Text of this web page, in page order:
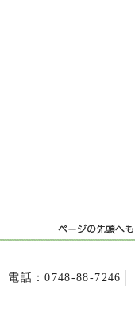
電話：0748-88-7246